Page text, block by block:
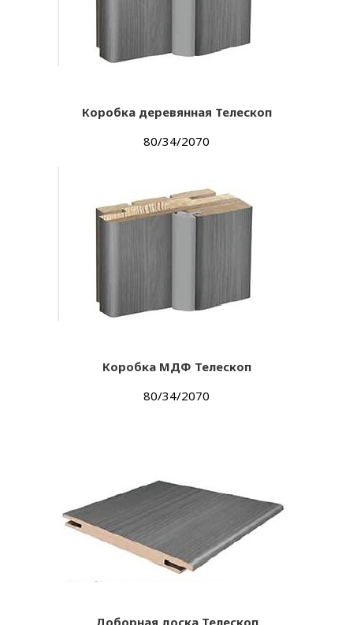
Коробка деревянная Телескоп
80/34/2070
Коробка МДФ Телескоп
80/34/2070
Доборная доска Телескоп